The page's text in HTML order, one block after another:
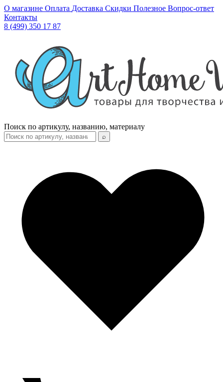
О магазине Оплата Доставка Скидки Полезное Вопрос-ответ
Контакты
8 (499) 350 17 87
Поиск по артикулу, названию, материалу
⌕